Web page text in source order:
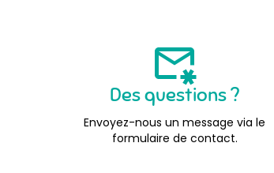
Des questions ?
Envoyez-nous un message via le
formulaire de contact.